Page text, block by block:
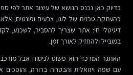
בדיוק כאן נכנס הנושא של עיצוב אתר לפי
כהעתקה טכנית של לוגו, צבעים ופונטים,
דיגיטלי חי: אתר שצריך להסביר, לשכנע,
במובייל ולהחזיק לאורך זמן.
האתגר המרכזי הוא פשוט לניסוח אבל מורכב
עם שפה ויזואלית והבטחה ברורה,